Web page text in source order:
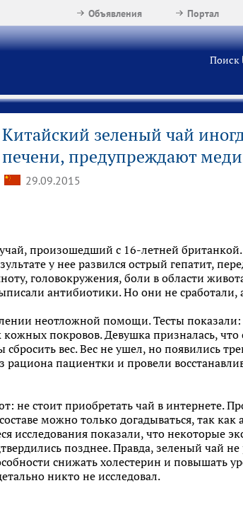
Портал
Объявления
Поиск
Китайский зеленый чай
печени, предупреждают
29.09.2015
произошедший с 16-летней британкой.
у нее развился острый гепатит,
головокружения, боли в области
антибиотики. Но они не
неотложной помощи. Тесты
покровов. Девушка призналась,
сбросить вес. Вес не ушел, но появились
рациона пациентки и провели
не стоит приобретать чай в интернете.
можно только догадываться, так
исследования показали, что некоторые
позднее. Правда, зеленый чай
снижать холестерин и повышать
никто не исследовал.